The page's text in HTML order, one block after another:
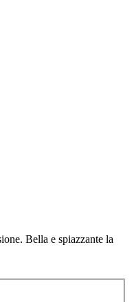
Bella e spiazzante la